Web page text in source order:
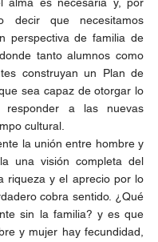
alma es necesaria y, por
decir que necesitamos
perspectiva de familia de
tanto alumnos como
construyan un Plan de
sea capaz de otorgar lo
responder a las nuevas
cultural.
una visión completa del
riqueza y el aprecio por lo
cobra sentido. ¿Qué
sin la familia? y es que
y mujer hay fecundidad,